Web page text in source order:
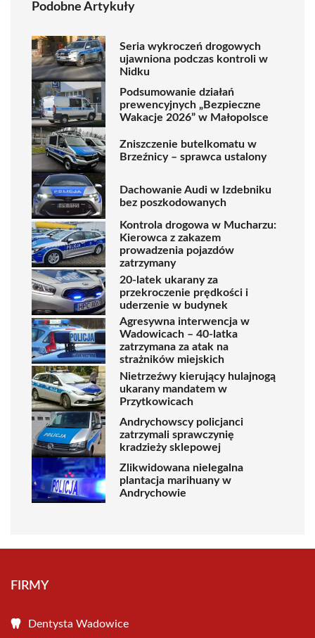
Podobne Artykuły
Seria wykroczeń drogowych
ujawniona podczas kontroli w
Nidku
Podsumowanie działań
prewencyjnych „Bezpieczne
Wakacje 2026” w Małopolsce
Zniszczenie butelkomatu w
Brzeźnicy – sprawca ustalony
Dachowanie Audi w Izdebniku
bez poszkodowanych
Kontrola drogowa w Mucharzu:
Kierowca z zakazem
prowadzenia pojazdów
zatrzymany
20-latek ukarany za
przekroczenie prędkości i
uderzenie w budynek
Agresywna interwencja w
Wadowicach – 40-latka
zatrzymana za atak na
strażników miejskich
Nietrzeźwy kierujący hulajnogą
ukarany mandatem w
Przytkowicach
Andrychowscy policjanci
zatrzymali sprawczynię
kradzieży sklepowej
Zlikwidowana nielegalna
plantacja marihuany w
Andrychowie
FIRMY
Dentysta Wadowice